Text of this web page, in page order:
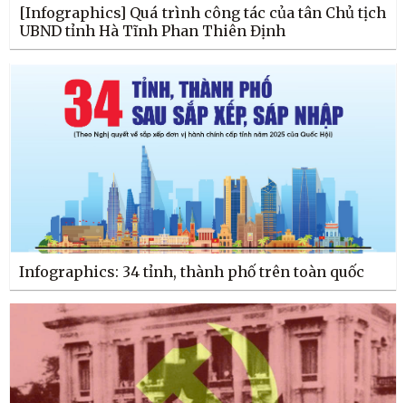
[Infographics] Quá trình công tác của tân Chủ tịch
UBND tỉnh Hà Tĩnh Phan Thiên Định
Infographics: 34 tỉnh, thành phố trên toàn quốc